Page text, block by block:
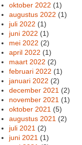
oktober 2022 (1)
augustus 2022 (1)
juli 2022 (1)
juni 2022 (1)
mei 2022 (2)
april 2022 (1)
maart 2022 (2)
februari 2022 (1)
januari 2022 (2)
december 2021 (2)
november 2021 (1)
oktober 2021 (5)
augustus 2021 (2)
juli 2021 (2)
juni 2021 (1)